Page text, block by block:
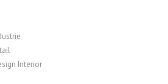
Interior